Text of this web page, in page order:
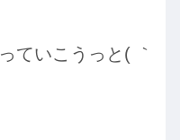
ていこうっと( ｀